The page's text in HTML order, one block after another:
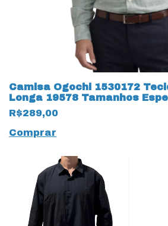
Camisa Ogochi 1530172
Longa 19578 Tamanhos
R$289,00
Comprar